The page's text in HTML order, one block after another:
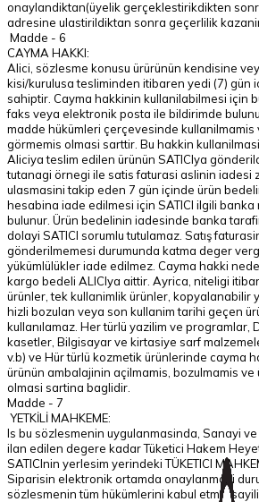
onaylandiktan(üyelik gerçeklestirikdikten sonra)
adresine ulastirildiktan sonra geçerlilik
Madde - 6
CAYMA HAKKI:
Alici, sözlesme konusu ürürünün kendisine
kisi/kurulusa tesliminden itibaren yedi (7) gün
sahiptir. Cayma hakkinin kullanilabilmesi için
faks veya elektronik posta ile bildirimde
madde hükümleri çerçevesinde
görmemis olmasi sarttir. Bu hakkin
Aliciya teslim edilen ürünün SATICIya
tutanagi örnegi ile satis faturasi aslinin iadesi
ulasmasini takip eden 7 gün içinde ürün
hesabina iade edilmesi için SATICI ilgili
bulunur. Ürün bedelinin iadesinde banka
dolayi SATICI sorumlu tutulamaz. Satış
gönderilmemesi durumunda katma deger
yükümlülükler iade edilmez. Cayma hakki
kargo bedeli ALICIya aittir. Ayrica, niteligi
ürünler, tek kullanimlik ürünler, kopyalanabilir
hizli bozulan veya son kullanim tarihi geçen
kullanılamaz. Her türlü yazilim ve programlar,
kasetler, Bilgisayar ve kirtasiye sarf
v.b) ve Hür türlü kozmetik ürünlerinde cayma
ürünün ambalajinin açilmamis, bozulmamis ve
olmasi sartina baglidir.
Madde - 7
YETKİLİ MAHKEME:
Is bu sözlesmenin uygulanmasinda, Sanayi
ilan edilen degere kadar Tüketici Hakem
SATICInin yerlesim yerindeki TÜKETICI
Siparisin elektronik ortamda onaylanmasi
sözlesmenin tüm hükümlerini kabul etmis